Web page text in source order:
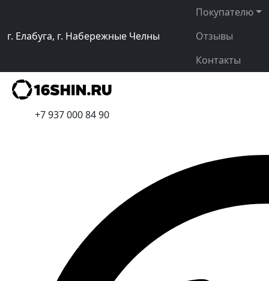
г. Елабуга, г. Набережные Челны
Покупателю
Отзывы
Контакты
+7 937 000 84 90